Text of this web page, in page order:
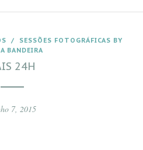
/ SESSÕES FOTOGRÁFICAS BY
BANDEIRA
24H
7, 2015